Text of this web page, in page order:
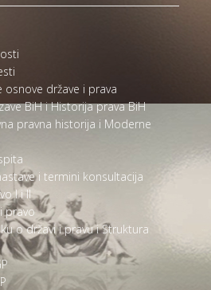
osnove države i prava
BiH i Historija prava BiH
pravna historija i Moderne
i termini konsultacija
I i II
pravo
o državi i pravu i Struktura